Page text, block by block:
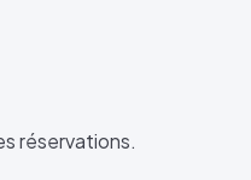
réservations.